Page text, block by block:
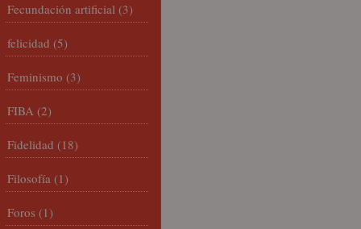
Fecundación artificial (3)
felicidad (5)
Feminismo (3)
FIBA (2)
Fidelidad (18)
Filosofía (1)
Foros (1)